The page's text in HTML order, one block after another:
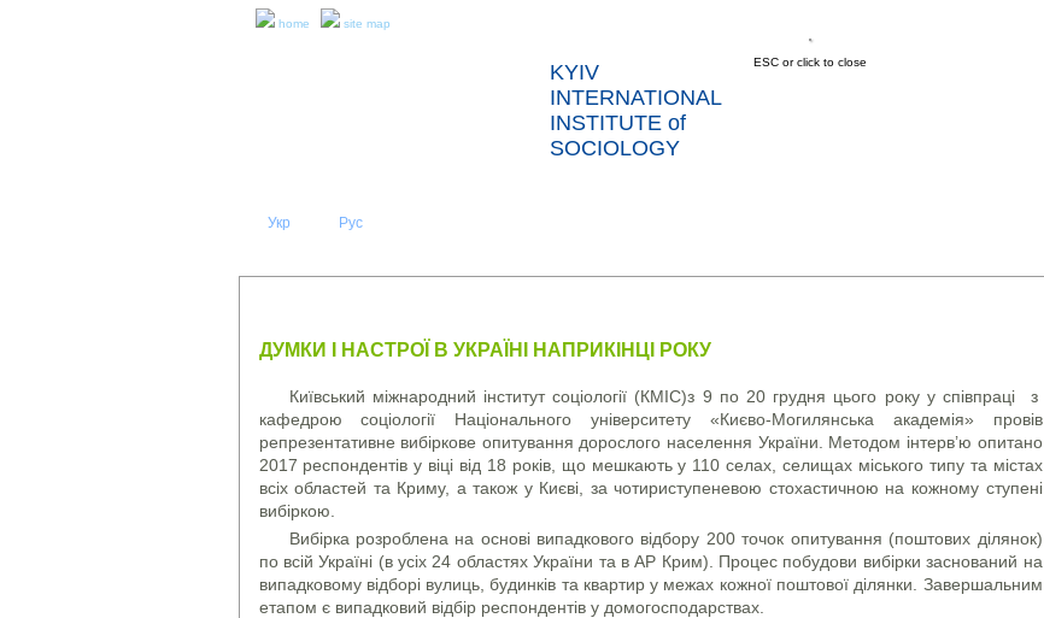
home site map
KYIV
INTERNATIONAL
INSTITUTE of
SOCIOLOGY
Укр Рус
ESC or click to close
ДУМКИ І НАСТРОЇ В УКРАЇНІ НАПРИКІНЦІ РОКУ
Київський міжнародний інститут соціології (КМІС)з 9 по 20 грудня цього року у співпраці з
кафедрою соціології Національного університету «Києво-Могилянська академія» провів
репрезентативне вибіркове опитування дорослого населення України. Методом інтерв’ю опитано
2017 респондентів у віці від 18 років, що мешкають у 110 селах, селищах міського типу та містах
всіх областей та Криму, а також у Києві, за чотириступеневою стохастичною на кожному ступені
вибіркою.
Вибірка розроблена на основі випадкового відбору 200 точок опитування (поштових ділянок)
по всій Україні (в усіх 24 областях України та в АР Крим). Процес побудови вибірки заснований на
випадковому відборі вулиць, будинків та квартир у межах кожної поштової ділянки. Завершальним
етапом є випадковий відбір респондентів у домогосподарствах.